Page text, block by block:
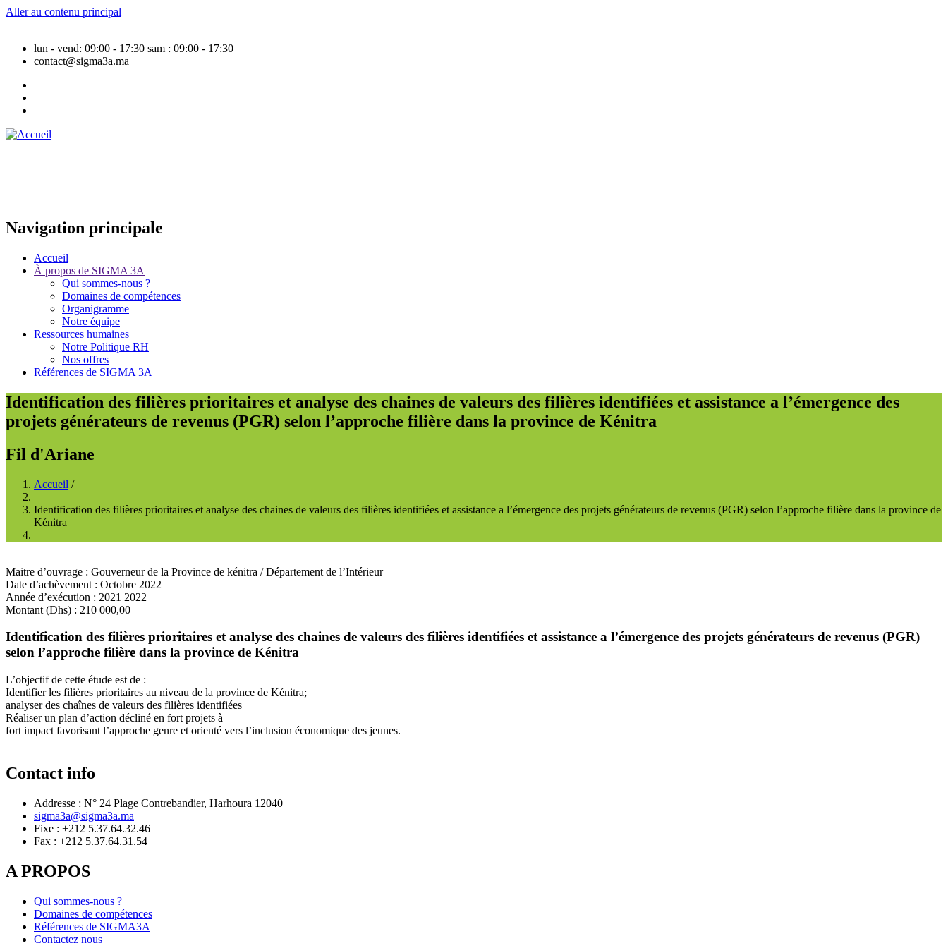
Aller au contenu principal
lun - vend: 09:00 - 17:30 sam : 09:00 - 17:30
contact@sigma3a.ma
Navigation principale
Accueil
À propos de SIGMA 3A
Qui sommes-nous ?
Domaines de compétences
Organigramme
Notre équipe
Ressources humaines
Notre Politique RH
Nos offres
Références de SIGMA 3A
Identification des filières prioritaires et analyse des chaines de valeurs des filières identifiées et assistance a l’émergence des
projets générateurs de revenus (PGR) selon l’approche filière dans la province de Kénitra
Fil d'Ariane
Accueil /
Identification des filières prioritaires et analyse des chaines de valeurs des filières identifiées et assistance a l’émergence des projets générateurs de revenus (PGR) selon l’approche filière dans la province de
Kénitra
Maitre d’ouvrage : Gouverneur de la Province de kénitra /Département de l’Intérieur
Date d’achèvement : Octobre 2022
Année d’exécution : 2021 2022
Montant (Dhs) : 210 000,00
Identification des filières prioritaires et analyse des chaines de valeurs des filières identifiées et assistance a l’émergence des projets générateurs de revenus (PGR)
selon l’approche filière dans la province de Kénitra
L’objectif de cette étude est de :
Identifier les filières prioritaires au niveau de la province de Kénitra;
analyser des chaînes de valeurs des filières identifiées
Réaliser un plan d’action décliné en fort projets à
fort impact favorisant l’approche genre et orienté vers l’inclusion économique des jeunes.
Contact info
Addresse : N° 24 Plage Contrebandier, Harhoura 12040
sigma3a@sigma3a.ma
Fixe : +212 5.37.64.32.46
Fax : +212 5.37.64.31.54
A PROPOS
Qui sommes-nous ?
Domaines de compétences
Références de SIGMA3A
Contactez nous